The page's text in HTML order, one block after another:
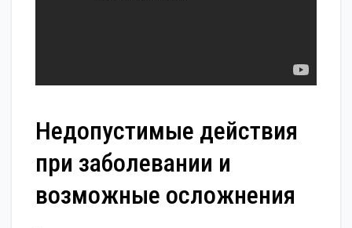
Недопустимые действия
при заболевании и
возможные осложнения